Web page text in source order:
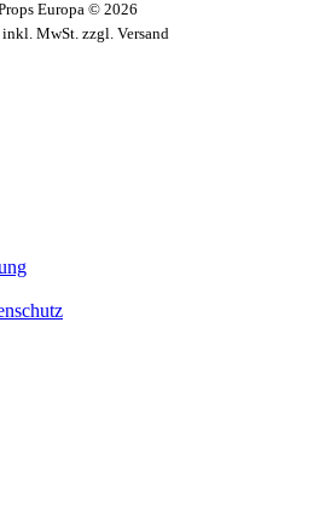
Europa © 2026
MwSt. zzgl. Versand